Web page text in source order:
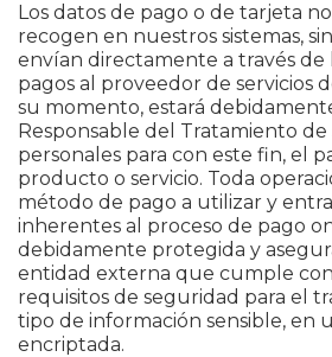
Los datos de pago o de tarjeta
recogen en nuestros sistemas,
envían directamente a través de
pagos al proveedor de servicios
su momento, estará
Responsable del Tratamiento de
personales para con este fin, el
producto o servicio. Toda
método de pago a utilizar y
inherentes al proceso de pago
debidamente protegida y
entidad externa que cumple
requisitos de seguridad para el
tipo de información sensible, en
encriptada.